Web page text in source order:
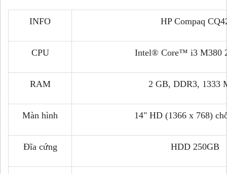
INFO HP Compaq
CPU Intel® Core™ i3 M380
RAM 2 GB, DDR3, 1333
Màn hình 14" HD (1366 x 768)
Đĩa cứng HDD 250GB